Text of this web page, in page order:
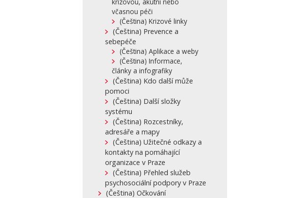
včasnou péči
(Čeština) Krizové linky
(Čeština) Prevence a
sebepéče
(Čeština) Aplikace a weby
(Čeština) Informace,
články a infografiky
(Čeština) Kdo další může
pomoci
(Čeština) Další složky
systému
(Čeština) Rozcestníky,
adresáře a mapy
(Čeština) Užitečné odkazy a
kontakty na pomáhající
organizace v Praze
(Čeština) Přehled služeb
psychosociální podpory v Praze
(Čeština) Očkování